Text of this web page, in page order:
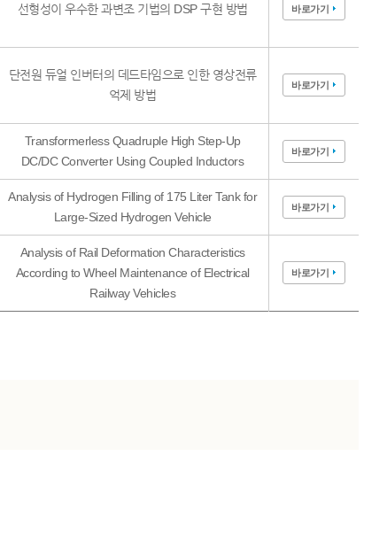
선형성이 우수한 과변조 기법의 DSP 구현 방법 바로가기
단전원 듀얼 인버터의 데드타임으로 인한 영상전류
억제 방법
바로가기
Transformerless Quadruple High Step-Up
DC/DC Converter Using Coupled Inductors
바로가기
Analysis of Hydrogen Filling of 175 Liter Tank for
Large-Sized Hydrogen Vehicle
바로가기
Analysis of Rail Deformation Characteristics
According to Wheel Maintenance of Electrical
Railway Vehicles
바로가기